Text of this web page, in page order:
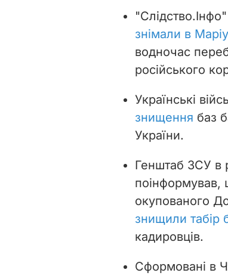
знімали в
водночас
російського
Українські
знищення баз
України.
Генштаб ЗСУ в
поінформував,
окупованого
знищили табір
кадировців.
Сформовані в